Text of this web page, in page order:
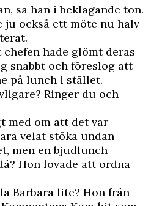
sa han i beklagande ton.
ju också ett möte nu halv
hade glömt deras
snabbt och föreslog att
på lunch i stället.
Ringer du och
med om att det var
velat stöka undan
men en bjudlunch
Hon lovade att ordna
Barbara lite? Hon från